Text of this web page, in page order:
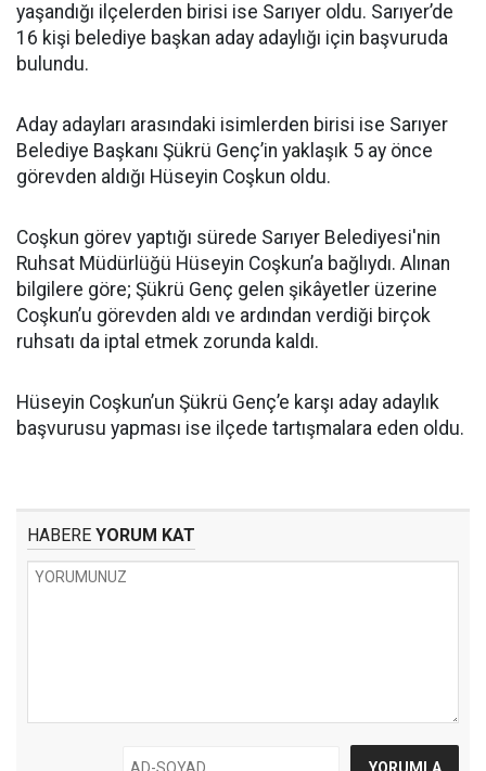
yaşandığı ilçelerden birisi ise Sarıyer oldu. Sarıyer’de
16 kişi belediye başkan aday adaylığı için başvuruda
bulundu.
Aday adayları arasındaki isimlerden birisi ise Sarıyer
Belediye Başkanı Şükrü Genç’in yaklaşık 5 ay önce
görevden aldığı Hüseyin Coşkun oldu.
Coşkun görev yaptığı sürede Sarıyer Belediyesi'nin
Ruhsat Müdürlüğü Hüseyin Coşkun’a bağlıydı. Alınan
bilgilere göre; Şükrü Genç gelen şikâyetler üzerine
Coşkun’u görevden aldı ve ardından verdiği birçok
ruhsatı da iptal etmek zorunda kaldı.
Hüseyin Coşkun’un Şükrü Genç’e karşı aday adaylık
başvurusu yapması ise ilçede tartışmalara eden oldu.
HABERE YORUM KAT